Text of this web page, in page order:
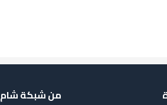
من شبكة شام